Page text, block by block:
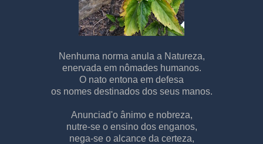
Nenhuma norma anula a Natureza,
enervada em nômades humanos.
O nato entona em defesa
os nomes destinados dos seus manos.
Anunciad'o ânimo e nobreza,
nutre-se o ensino dos enganos,
nega-se o alcance da certeza,